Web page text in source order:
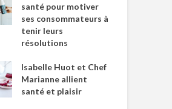
santé pour motiver
ses consommateurs à
tenir leurs
résolutions
Isabelle Huot et Chef
Marianne allient
santé et plaisir